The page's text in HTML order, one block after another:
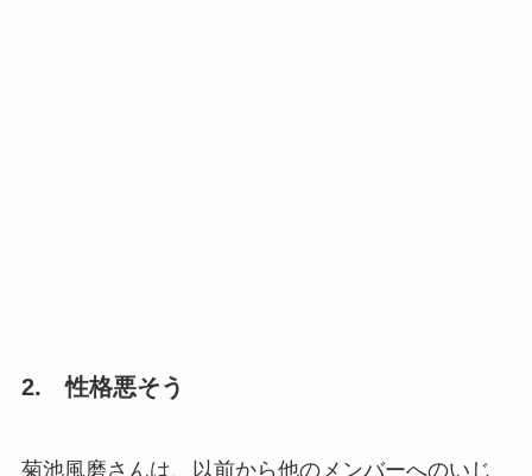
2. 性格悪そう
菊池風磨さんは、以前から他のメンバーへのいじ